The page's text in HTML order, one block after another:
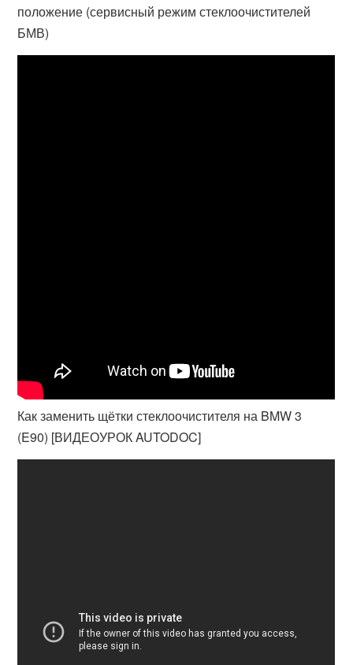
положение (сервисный режим стеклоочистителей
БМВ)
Как заменить щётки стеклоочистителя на BMW 3
(E90) [ВИДЕОУРОК AUTODOC]